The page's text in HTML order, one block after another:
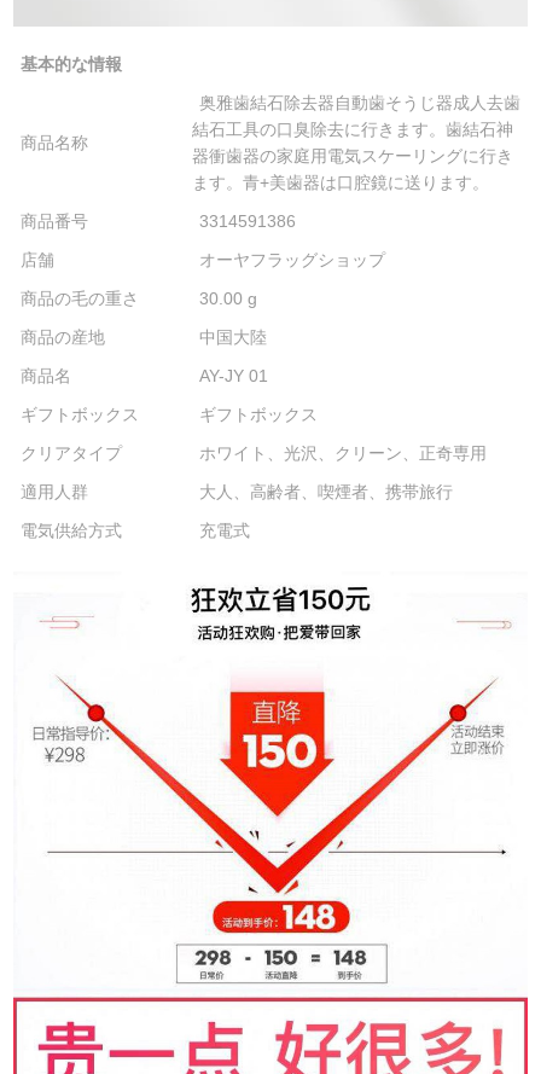
基本的な情報
商品名称
奥雅歯結石除去器自動歯そうじ器成人去歯
結石工具の口臭除去に行きます。歯結石神
器衝歯器の家庭用電気スケーリングに行き
ます。青+美歯器は口腔鏡に送ります。
商品番号
3314591386
店舗
オーヤフラッグショップ
商品の毛の重さ
30.00 g
商品の産地
中国大陸
商品名
AY-JY 01
ギフトボックス
ギフトボックス
クリアタイプ
ホワイト、光沢、クリーン、正奇専用
適用人群
大人、高齢者、喫煙者、携帯旅行
電気供給方式
充電式